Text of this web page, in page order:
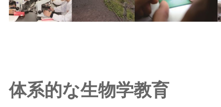
体系的な生物学教育